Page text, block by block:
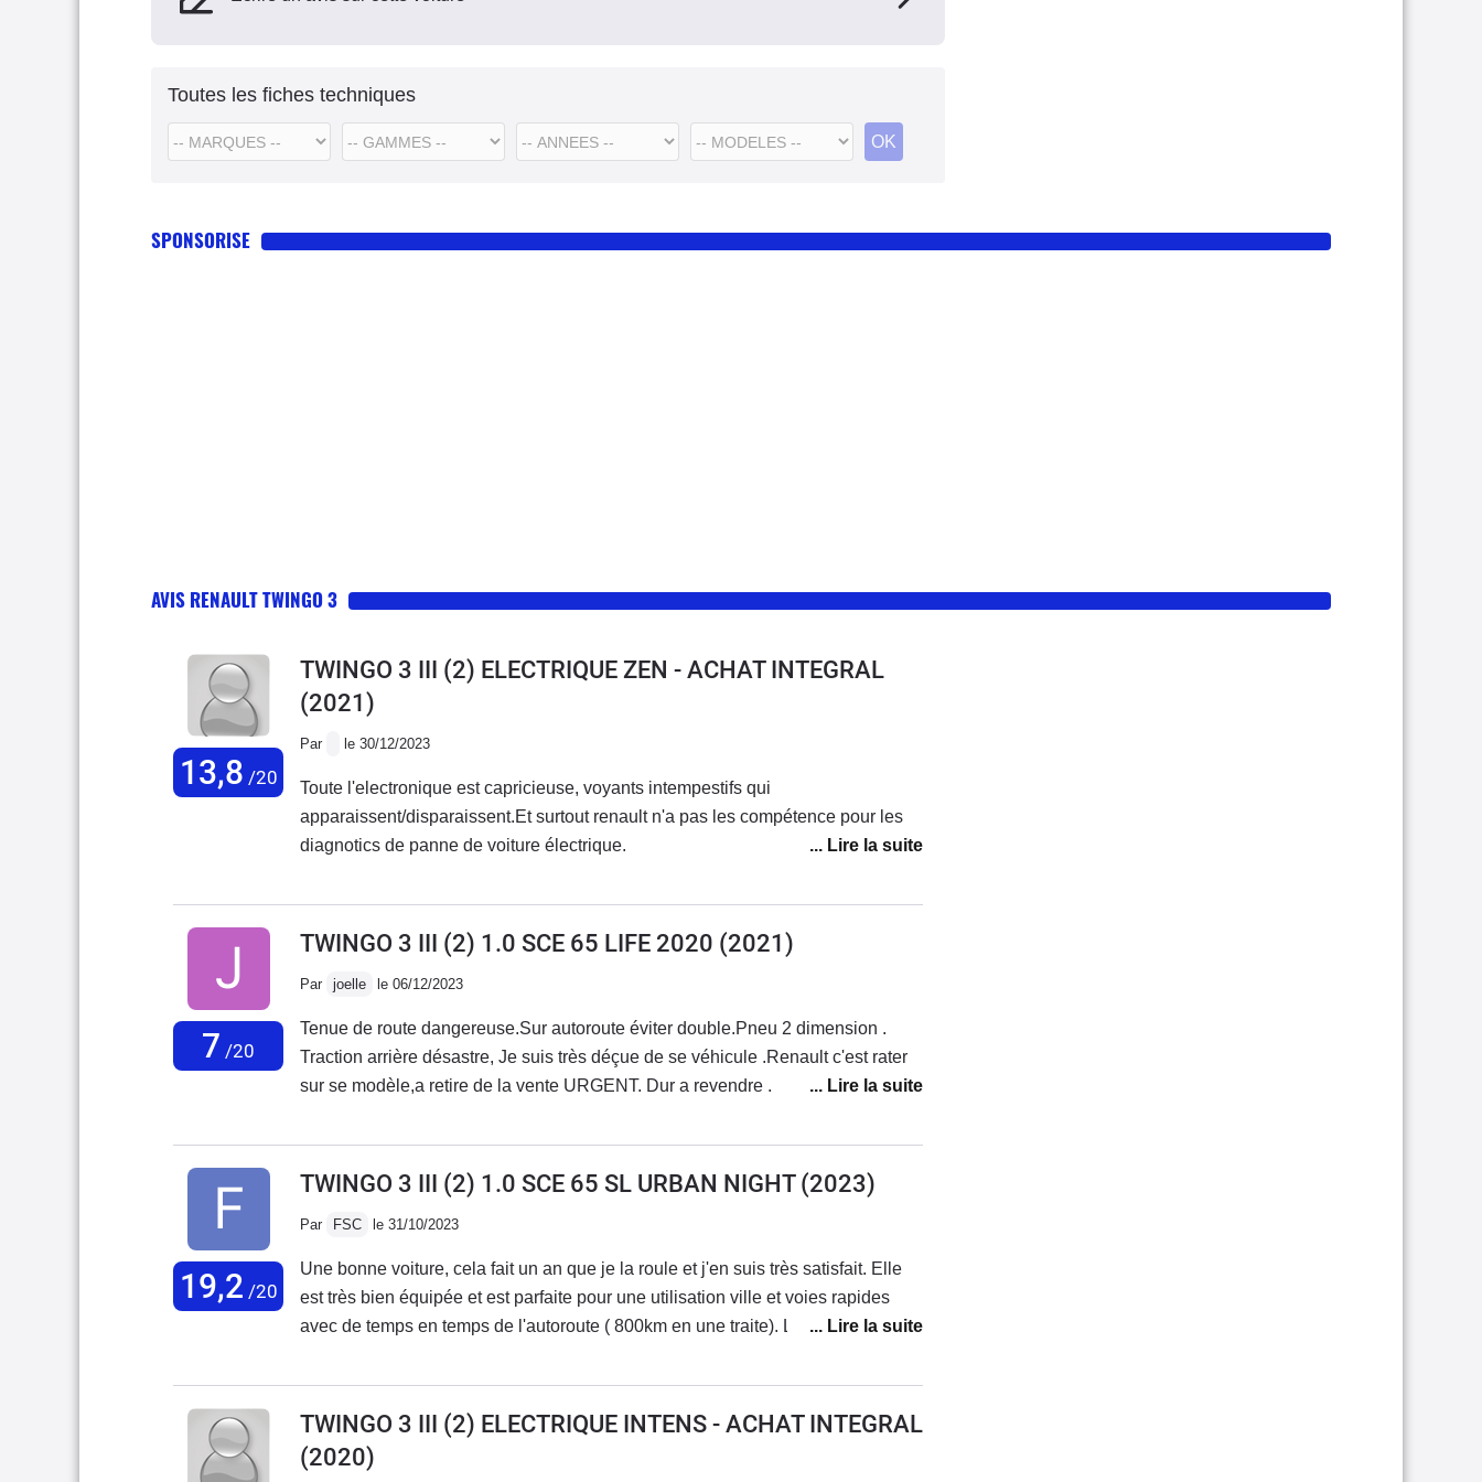
Toutes les fiches techniques
SPONSORISE
AVIS RENAULT TWINGO 3
13,8 /20
TWINGO 3 III (2) ELECTRIQUE ZEN - ACHAT INTEGRAL
(2021)
Par le 30/12/2023
Toute l'electronique est capricieuse, voyants intempestifs qui
apparaissent/disparaissent.Et surtout renault n'a pas les compétence pour les
diagnotics de panne de voiture électrique.
7 /20
TWINGO 3 III (2) 1.0 SCE 65 LIFE 2020 (2021)
Par joelle le 06/12/2023
Tenue de route dangereuse.Sur autoroute éviter double.Pneu 2 dimension .
Traction arrière désastre, Je suis très déçue de se véhicule .Renault c'est rater
sur se modèle,a retire de la vente URGENT. Dur a revendre .
19,2 /20
TWINGO 3 III (2) 1.0 SCE 65 SL URBAN NIGHT(2023)
Par FSC le 31/10/2023
Une bonne voiture, cela fait un an que je la roule et j'en suis très satisfait. Elle
est très bien équipée et est parfaite pour une utilisation ville et voies rapides
avec de temps en temps de l'autoroute ( 800km en une traite). Le coffre ne
le vent soit à 90 km/h). Elle consomme max 6 litres. J'ai une autonomie de
660km en circulation mixte avec 35 litres. Franchement avec le prix de
l'assurance compris c'est un excellent choix. Elle est technologiquement
moderne et ses feux eclaires parfaitement en pleine nuit. J'ai été tellement
TWINGO 3 III (2) ELECTRIQUE INTENS - ACHAT INTEGRAL
(2020)